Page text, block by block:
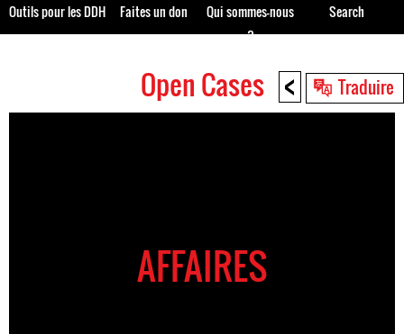
< Traduire
Open Cases
AFFAIRES
Outils pour les DDH Faites un don
Qui sommes-nous
?
Search